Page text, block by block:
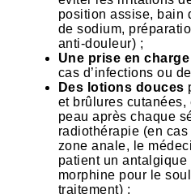
position assise, bain
de sodium,
anti-douleur) ;
Une prise en
cas d’infections ou
Des lotions douces
et brûlures cutanées,
peau après chaque
radiothérapie (en cas
zone anale, le
patient un
morphine pour le
traitement) ;